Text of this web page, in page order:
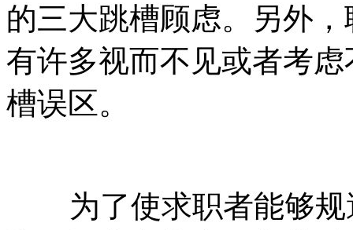
的三大跳槽顾虑。另外
有许多视而不见或者考
槽误区。
为了使求职者能够规